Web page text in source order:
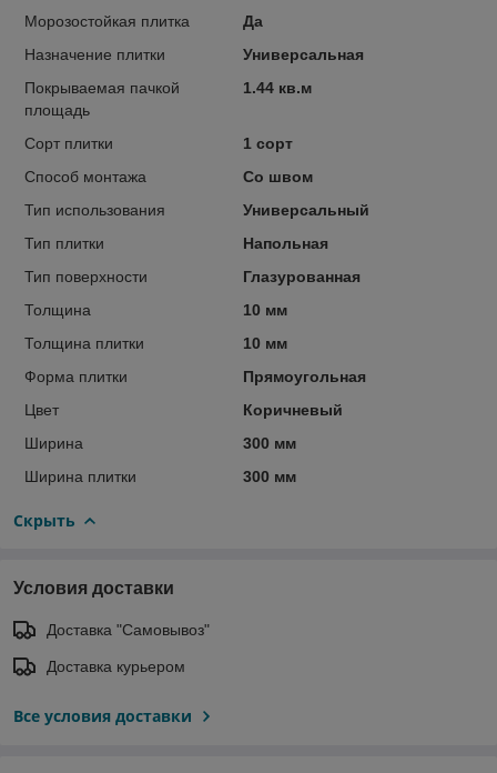
Морозостойкая плитка
Да
Назначение плитки
Универсальная
Покрываемая пачкой
площадь
1.44 кв.м
Сорт плитки
1 сорт
Способ монтажа
Со швом
Тип использования
Универсальный
Тип плитки
Напольная
Тип поверхности
Глазурованная
Толщина
10 мм
Толщина плитки
10 мм
Форма плитки
Прямоугольная
Цвет
Коричневый
Ширина
300 мм
Ширина плитки
300 мм
Скрыть
Условия доставки
Доставка "Самовывоз"
Доставка курьером
Все условия доставки